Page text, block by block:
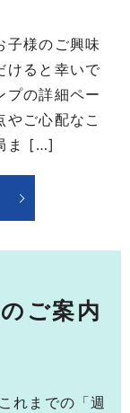
子様のご興味
けると幸いで
プの詳細ペー
ご心配なこ
ま […]
ご案内
れまでの「週